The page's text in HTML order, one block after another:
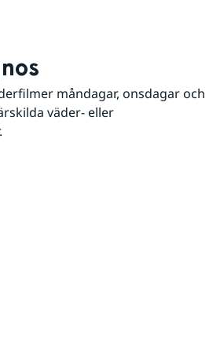
måndagar, onsdagar och
väder- eller